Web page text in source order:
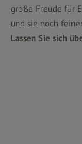
große Freude für
und sie noch
Lassen Sie sich